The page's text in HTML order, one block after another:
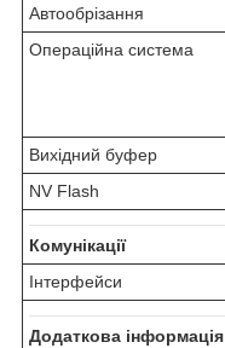
Автообрізання
Операційна система
Вихідний буфер
NV Flash
Комунікації
Інтерфейси
Додаткова інформація